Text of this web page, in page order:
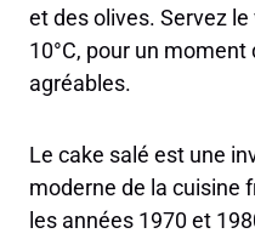
et des olives. Servez
10°C, pour un
agréables.
Le cake salé est une
moderne de la cuisine
les années 1970 et